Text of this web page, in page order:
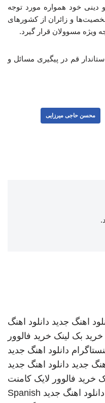
خود همواره مورد توجه
و زائران از کشورهای
ویژه مسوولان قرار گیرد.
قم در پیگیری مسائل و
محسن حاجی میرزایی
.
اهنگ جدید دانلود اهنگ
خرید بک لینک خرید فالوور
دانلود اهنگ جدید
جدید دانلود اهنگ جدید
خرید فالوور لایک کامنت
دانلود اهنگ جدید Spanish